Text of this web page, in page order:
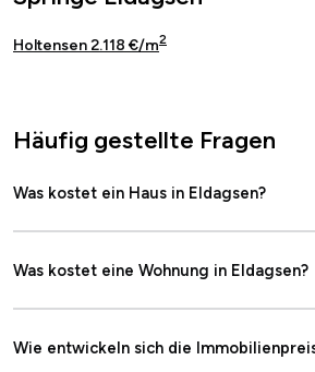
Holtensen 2.118 €/m2
Häufig gestellte Fragen
Was kostet ein Haus in Eldagsen?
Was kostet eine Wohnung in Eldagsen?
Wie entwickeln sich die